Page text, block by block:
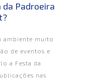
da Padroeira
ambiente muito
de eventos e
a Festa da
nas